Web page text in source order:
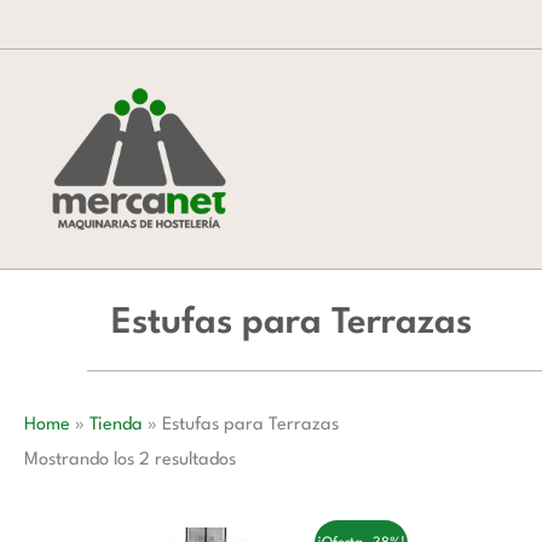
al
Estufas para Terrazas
Home » Tienda » Estufas para Terrazas
Mostrando los 2 resultados
popularidad
El